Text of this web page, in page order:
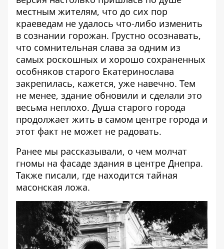
местным жителям, что до сих пор
краеведам не удалось что-либо изменить
в сознании горожан. Грустно осознавать,
что сомнительная слава за одним из
самых роскошных и хорошо сохраненных
особняков старого Екатеринослава
закрепилась, кажется, уже навечно. Тем
не менее, здание обновили и сделали это
весьма неплохо. Душа старого города
продолжает жить в самом центре города и
этот факт не может не радовать.
Ранее мы рассказывали, о чем молчат
гномы на фасаде здания в центре Днепра.
Также писали, где находится тайная
масонская ложа.